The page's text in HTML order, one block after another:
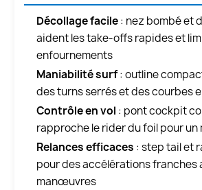
Décollage facile: nez bombé et
aident les take-offs rapides et
enfournements
Maniabilité surf: outline
des turns serrés et des courbes
Contrôle en vol : pont cockpit
rapproche le rider du foil pour un
Relances efficaces : step tail et
pour des accélérations franches
manœuvres